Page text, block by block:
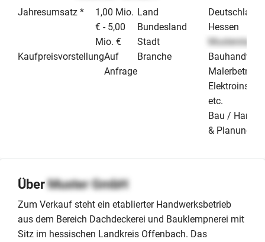
Jahresumsatz *
1,00 Mio.
€ - 5,00
Mio. €
KaufpreisvorstellungAuf
Anfrage
Land
Deutschland
Bundesland
Hessen
Stadt
Musterstadt
Branche
Malerbetrieb
etc.
Bau /
& Planung
ÜberMuster GmbH
Zum Verkauf steht ein etablierter Handwerksbetrieb
aus dem Bereich Dachdeckerei und Bauklempnerei mit
Sitz im hessischen Landkreis Offenbach. Das